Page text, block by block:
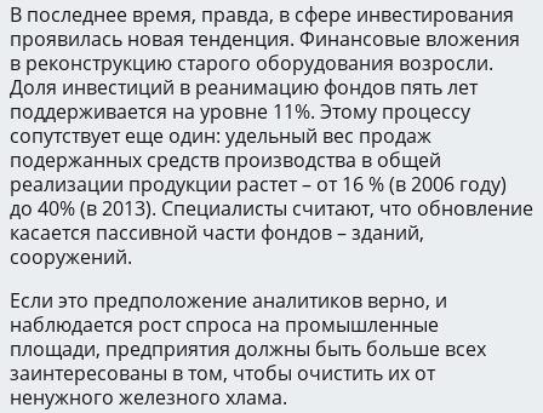
В последнее время, правда, в сфере инвестирования
проявилась новая тенденция. Финансовые вложения
в реконструкцию старого оборудования возросли.
Доля инвестиций в реанимацию фондов пять лет
поддерживается на уровне 11%. Этому процессу
сопутствует еще один: удельный вес продаж
подержанных средств производства в общей
реализации продукции растет – от 16 % (в 2006 году)
до 40% (в 2013). Специалисты считают, что обновление
касается пассивной части фондов – зданий,
сооружений.
Если это предположение аналитиков верно, и
наблюдается рост спроса на промышленные
площади, предприятия должны быть больше всех
заинтересованы в том, чтобы очистить их от
ненужного железного хлама.